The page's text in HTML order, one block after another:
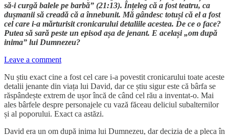
să-i curgă balele pe barbă” (21:13). Înțeleg că a fost teatru, ca
dușmanii să creadă că a înnebunit. Mă gândesc totuși că el a fost
cel care i-a mărturisit cronicarului detaliile acestea. De ce o face?
Putea să sară peste un episod așa de jenant. E același „om după
inima” lui Dumnezeu?
Leave a comment
Nu știu exact cine a fost cel care i-a povestit cronicarului toate aceste
detalii jenante din viața lui David, dar ce știu sigur este că bârfa se
răspândește extrem de ușor încă de când cel rău a inventat-o. Mai
ales bârfele despre personajele cu vază făceau deliciul subalternilor
și al poporului. Exact ca astăzi.
David era un om după inima lui Dumnezeu, dar decizia de a pleca în